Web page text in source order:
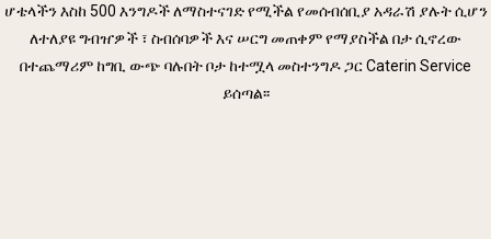
ሆቴላችን እስከ 500 እንግዶች ለማስተናገድ የሚችል የመሰብሰቢያ አዳራሽ ያሉት ሲሆን
ለተለያዩ ግብዠዎች ፣ ስብሰባዎች እና ሠርግ መጠቀም የማያስችል በታ ሲኖረው
በተጨማሪም ከግቢ ውጭ ባሉበት ቦታ ከተሟላ መስተንግዶ ጋር Caterin Service
ይሰጣል፡፡